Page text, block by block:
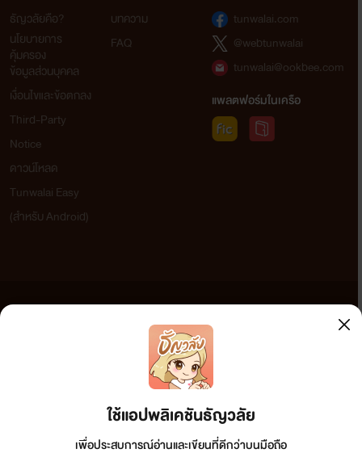
ใช้แอปพลิเคชันธัญวลัย
เพื่อประสบการณ์อ่านและเขียนที่ดีกว่าบนมือถือ
ธัญวลัยคือ?
นโยบายการ
คุ้มครอง
ข้อมูลส่วนบุคคล
เงื่อนไขและข้อตกลง
Third-Party
Notice
ดาวน์โหลด
Tunwalai Easy
(สำหรับ Android)
บทความ
FAQ
tunwalai.com
@webtunwalai
tunwalai@ookbee.com
แพลตฟอร์มในเครือ
เว็บไซต์แห่งนี้ไม่ได้เห็นด้วยและไม่ขอรับผิดชอบต่อข้อความใดๆ ทั้งสิ้น ดังนั้นผู้อ่านทุกท่านโปรดใช้
วิจารณญาณในการกลั่นกรองด้วยตนเอง และหากท่านพบข้อความใดๆ ที่ขัดต่อกฎหมายและศีลธรรม
กรุณาแจ้งมาที่ tunwalai@ookbee.com เพื่อทีมงานจะได้ดำเนินการในทันที ทั้งนี้ ทางเว็บไซต์ขอสงวน
ลิขสิทธิ์ตามพระราชบัญญัติลิขสิทธิ์ (ฉบับเพิ่มเติม) พ.ศ.2558